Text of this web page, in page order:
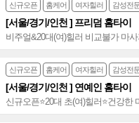
신규오픈 홈케어 여자힐러 감성전
[서울/경기/인천 ] 프리덤 홈타이
비주얼&20대(여)힐러 비교불가 마
홈타이~♥
신규오픈 홈케어 여자힐러 감성전
[서울/경기/인천 ] 연예인 홈타이
신규오픈⭐️20대 초(여)힐러⭐️건
로마n타이n감성까지╋➰인기폭발